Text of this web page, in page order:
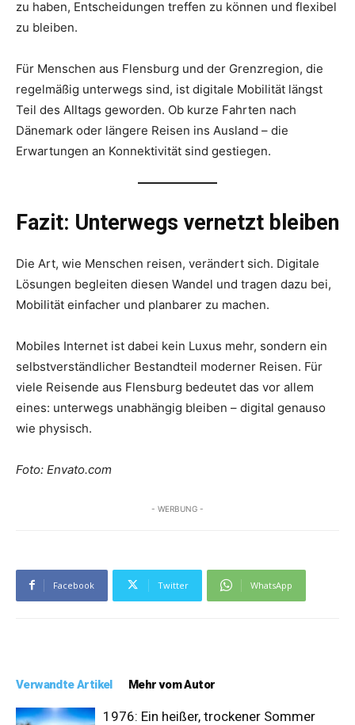
zu haben, Entscheidungen treffen zu können und flexibel
zu bleiben.
Für Menschen aus Flensburg und der Grenzregion, die
regelmäßig unterwegs sind, ist digitale Mobilität längst
Teil des Alltags geworden. Ob kurze Fahrten nach
Dänemark oder längere Reisen ins Ausland – die
Erwartungen an Konnektivität sind gestiegen.
Fazit: Unterwegs vernetzt bleiben
Die Art, wie Menschen reisen, verändert sich. Digitale
Lösungen begleiten diesen Wandel und tragen dazu bei,
Mobilität einfacher und planbarer zu machen.
Mobiles Internet ist dabei kein Luxus mehr, sondern ein
selbstverständlicher Bestandteil moderner Reisen. Für
viele Reisende aus Flensburg bedeutet das vor allem
eines: unterwegs unabhängig bleiben – digital genauso
wie physisch.
Foto: Envato.com
- WERBUNG -
Facebook Twitter WhatsApp
Verwandte Artikel Mehr vom Autor
1976: Ein heißer, trockener Sommer